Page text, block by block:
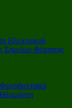
Ηλεκτρικού
Σημείων Φόρτισης